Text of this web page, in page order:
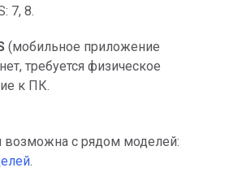
7, 8.
(мобильное приложение
требуется физическое
к ПК.
возможна с рядом моделей:
.